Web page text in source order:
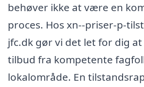
behøver ikke at være en
proces. Hos xn--priser-p-
jfc.dk gør vi det let for dig
tilbud fra kompetente
lokalområde. En